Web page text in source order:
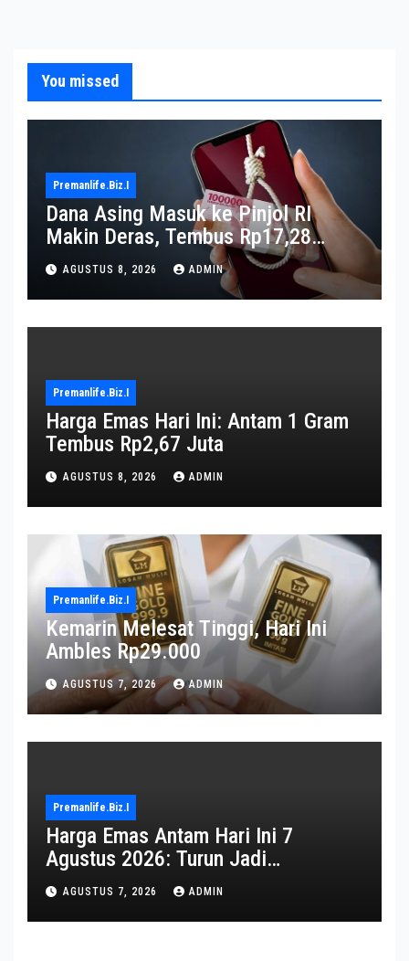
You missed
Premanlife.biz.i
Dana Asing Masuk ke Pinjol RI
Makin Deras, Tembus Rp17,28
Triliun per Juni 2026
AGUSTUS 8, 2026 ADMIN
Premanlife.biz.i
Harga Emas Hari Ini: Antam 1 Gram
Tembus Rp2,67 Juta
AGUSTUS 8, 2026 ADMIN
Premanlife.biz.i
Kemarin Melesat Tinggi, Hari Ini
Ambles Rp29.000
AGUSTUS 7, 2026 ADMIN
Premanlife.biz.i
Harga Emas Antam Hari Ini 7
Agustus 2026: Turun Jadi
Rp2.650.000
AGUSTUS 7, 2026 ADMIN